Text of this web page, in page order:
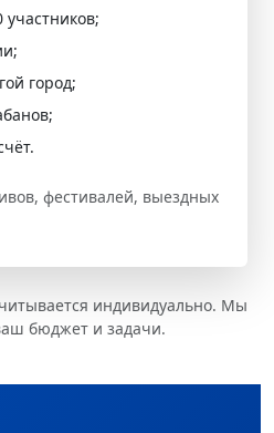
город;
фестивалей, выездных
индивидуально. Мы
бюджет и задачи.